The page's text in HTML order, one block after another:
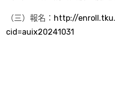
（三）報名： http://
cid=auix20241031